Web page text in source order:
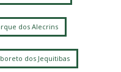
dos Alecrins
dos Jequitibas